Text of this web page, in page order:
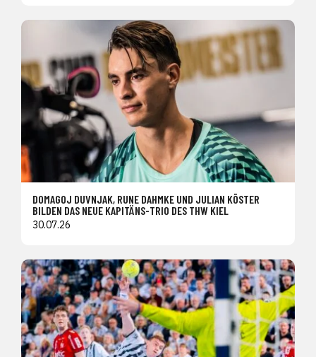
DOMAGOJ DUVNJAK, RUNE DAHMKE UND JULIAN KÖSTER
BILDEN DAS NEUE KAPITÄNS-TRIO DES THW KIEL
30.07.26